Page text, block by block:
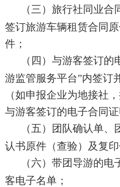
（三） 旅行社同业合
签订旅游车辆租赁合同
件 ；
（四） 与游客签订的
游监管服务平台”内签订
（如申报企业为地接社
与游客签订的电子合同证
（五）
团队确认单、
认书原件 （查验） 及复
（六） 带团导游的电
客电子名单；